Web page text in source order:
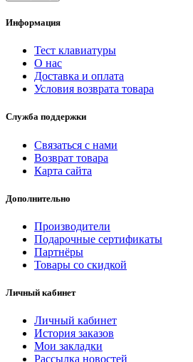
Информация
Тест клавиатуры
О нас
Доставка и оплата
Условия возврата товара
Служба поддержки
Связаться с нами
Возврат товара
Карта сайта
Дополнительно
Производители
Подарочные сертификаты
Партнёры
Товары со скидкой
Личный кабинет
Личный кабинет
История заказов
Мои закладки
Рассылка новостей